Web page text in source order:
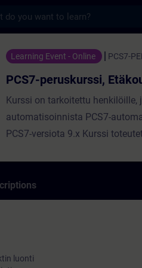
Etäkoulutus -
Learning Event - Online PCS7-
PCS7-peruskurssi,
Kurssi on tarkoitettu
automatisoinnista PCS7-
PCS7-versiota 9.x Kurssi
luonti